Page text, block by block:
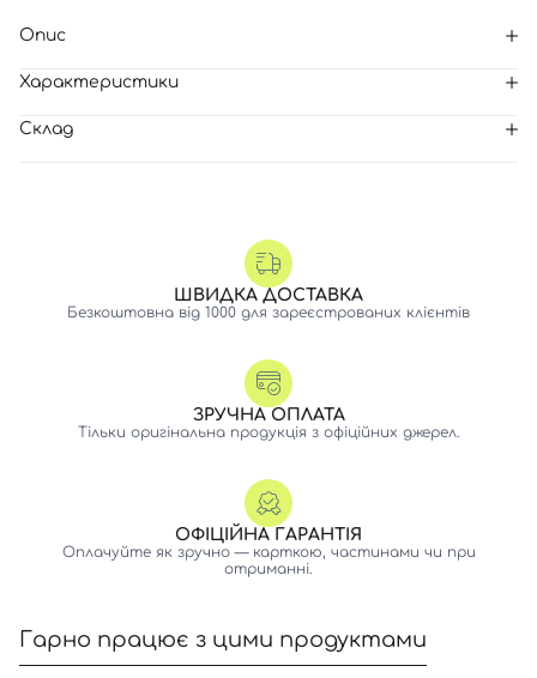
Опис
Характеристики
Склад
ШВИДКА ДОСТАВКА
Безкоштовна від 1000 для зареєстрованих клієнтів
ЗРУЧНА ОПЛАТА
Тільки оригінальна продукція з офіційних джерел.
ОФІЦІЙНА ГАРАНТІЯ
Оплачуйте як зручно — карткою, частинами чи при
отриманні.
Гарно працює з цими продуктами